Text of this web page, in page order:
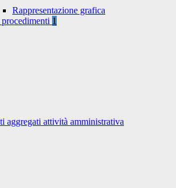
Rappresentazione grafica
1
aggregati attività amministrativa